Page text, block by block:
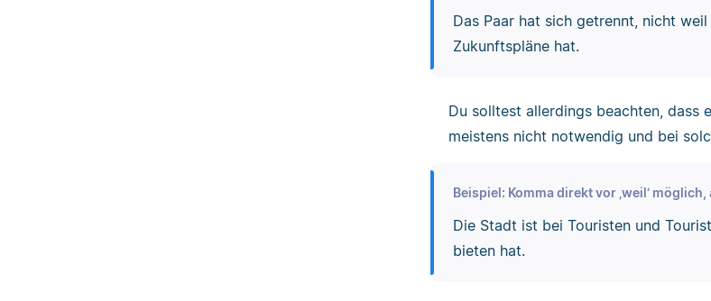
Das Paar hat sich getrennt, nicht weil
Zukunftspläne hat.
Du solltest allerdings beachten, dass
meistens nicht notwendig und bei
Beispiel: Komma direkt vor ‚weil‘
Die Stadt ist bei Touristen und
bieten hat.